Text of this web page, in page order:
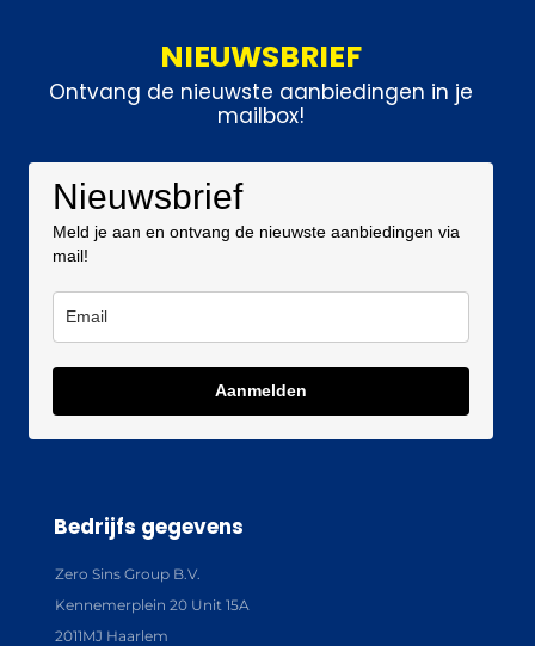
NIEUWSBRIEF
Ontvang de nieuwste aanbiedingen in je
mailbox!
Nieuwsbrief
Meld je aan en ontvang de nieuwste aanbiedingen via
mail!
Aanmelden
Bedrijfs gegevens
Zero Sins Group B.V.
Kennemerplein 20 Unit 15A
2011MJ Haarlem